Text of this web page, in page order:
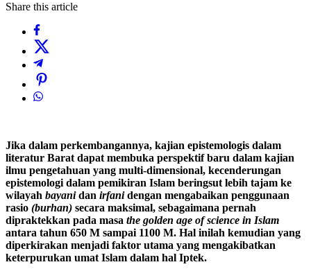
Share this article
Jika dalam perkembangannya, kajian epistemologis dalam
literatur Barat dapat membuka perspektif baru dalam kajian
ilmu pengetahuan yang multi-dimensional, kecenderungan
epistemologi dalam pemikiran Islam beringsut lebih tajam ke
wilayah bayanidan irfanidengan mengabaikan penggunaan
rasio (burhan) secara maksimal, sebagaimana pernah
dipraktekkan pada masa the golden age of science in Islam
antara tahun 650 M sampai 1100 M. Hal inilah kemudian yang
diperkirakan menjadi faktor utama yang mengakibatkan
keterpurukan umat Islam dalam hal Iptek.